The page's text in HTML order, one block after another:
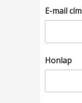
E-mail cím
Honlap